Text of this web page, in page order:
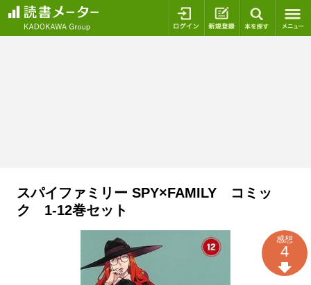
ログイン 新規登録
スパイファミリー SPY×FAMILY コミッ
ク 1-12巻セット
感想
4